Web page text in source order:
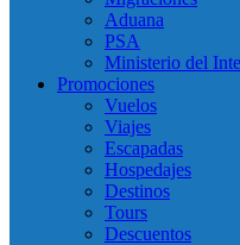
Aduana
PSA
Ministerio del
Promociones
Vuelos
Viajes
Escapadas
Hospedajes
Destinos
Tours
Descuentos